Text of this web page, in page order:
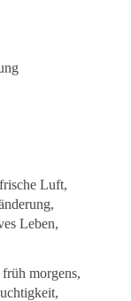
Luft,
Leben,
morgens,